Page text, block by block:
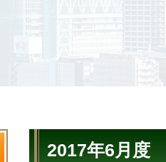
2017年6月度